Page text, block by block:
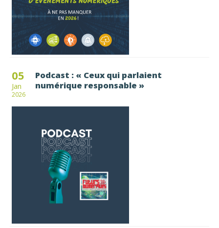
05
Jan
2026
Podcast : « Ceux qui parlaient
numérique responsable »